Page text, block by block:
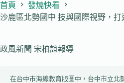
首頁
發燒快看
沙鹿區北勢國中 技與國際視野，
政風新聞 宋柏誼報導
在台中市海線教育版圖中，台中市立北